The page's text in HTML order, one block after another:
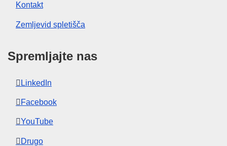
Kontakt
Zemljevid spletišča
Spremljajte nas
LinkedIn
Facebook
YouTube
Drugo